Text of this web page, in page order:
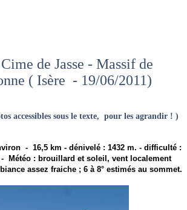
de Jasse - Massif de
( Isère - 19/06/2011)
accessibles sous le texte, pour les agrandir ! )
- 16,5 km - dénivelé : 1432 m. - difficulté :
Météo : brouillard et soleil, vent localement
assez fraiche ; 6 à 8° estimés au sommet.